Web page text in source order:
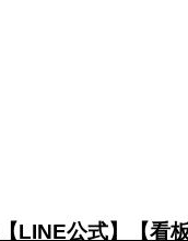
LINE公式】【看板